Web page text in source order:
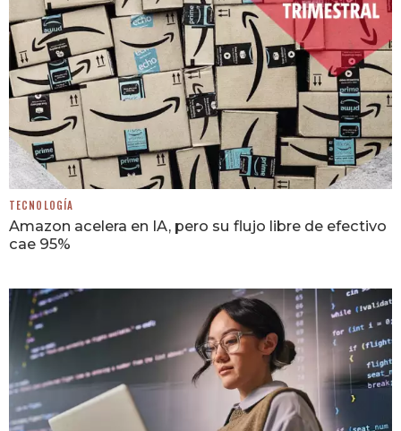
TECNOLOGÍA
Amazon acelera en IA, pero su flujo libre de efectivo
cae 95%